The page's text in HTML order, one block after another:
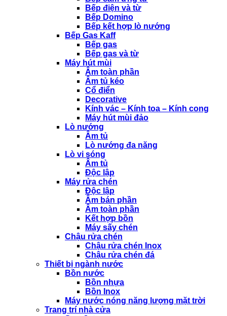
Bếp điện và từ
Bếp Domino
Bếp kết hợp lò nướng
Bếp Gas Kaff
Bếp gas
Bếp gas và từ
Máy hút mùi
Âm toàn phần
Âm tủ kéo
Cổ điển
Decorative
Kính vác – Kính toa – Kính cong
Máy hút mùi đảo
Lò nướng
Âm tủ
Lò nướng đa năng
Lò vi sóng
Âm tủ
Độc lập
Máy rửa chén
Độc lập
Âm bán phần
Âm toàn phần
Kết hợp bồn
Máy sấy chén
Chậu rửa chén
Chậu rửa chén Inox
Chậu rửa chén đá
Thiết bị ngành nước
Bồn nước
Bồn nhựa
Bồn Inox
Máy nước nóng năng lượng mặt trời
Trang trí nhà cửa